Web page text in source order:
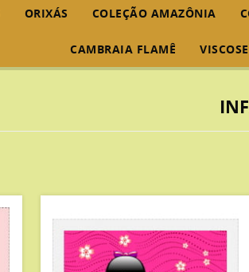
ORIXÁS COLEÇÃO AMAZÔNIA
CAMBRAIA FLAMÊ VISCOSE